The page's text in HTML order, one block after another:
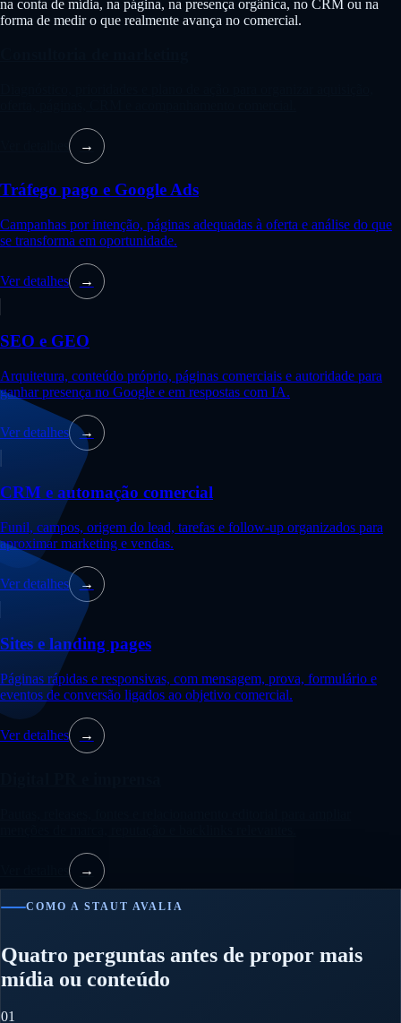
na conta de mídia, na página, na presença orgânica, no CRM ou na
forma de medir o que realmente avança no comercial.
→
Tráfego pago e Google Ads
Campanhas por intenção, páginas adequadas à oferta e análise do que
se transforma em oportunidade.
Ver detalhes →
SEO e GEO
Arquitetura, conteúdo próprio, páginas comerciais e autoridade para
ganhar presença no Google e em respostas com IA.
Ver detalhes →
CRM e automação comercial
Funil, campos, origem do lead, tarefas e follow-up organizados para
aproximar marketing e vendas.
Ver detalhes →
Sites e landing pages
Páginas rápidas e responsivas, com mensagem, prova, formulário e
eventos de conversão ligados ao objetivo comercial.
Ver detalhes →
→
COMO A STAUT AVALIA
Quatro perguntas antes de propor mais
mídia ou conteúdo
01